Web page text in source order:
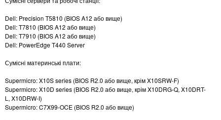
Dell: Precision T5810 (BIOS A12 або вище)
Dell: T7810 (BIOS A12 або вище)
Dell: T7910 (BIOS A12 або вище)
Dell: PowerEdge T440 Server
Сумісні материнські плати:
Supermicro: X10S series (BIOS R2.0 або вище, крім X10SRW-F)
Supermicro: X10D series (BIOS R2.0 або вище, крім X10DRG-Q, X10DRT-
L, X10DRW-I)
Supermicro: C7X99-OCE (BIOS R2.0 або вище)